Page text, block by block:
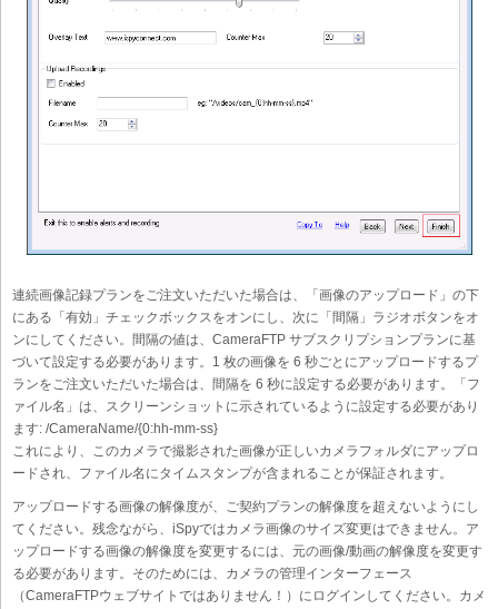
連続画像記録プランをご注文いただいた場合は、「画像のアップロード」の下
にある「有効」チェックボックスをオンにし、次に「間隔」ラジオボタンをオ
ンにしてください。間隔の値は、CameraFTP サブスクリプションプランに基
づいて設定する必要があります。1 枚の画像を 6 秒ごとにアップロードするプ
ランをご注文いただいた場合は、間隔を 6 秒に設定する必要があります。「フ
ァイル名」は、スクリーンショットに示されているように設定する必要があり
ます: /CameraName/{0:hh-mm-ss}
これにより、このカメラで撮影された画像が正しいカメラフォルダにアップロ
ードされ、ファイル名にタイムスタンプが含まれることが保証されます。
アップロードする画像の解像度が、ご契約プランの解像度を超えないようにし
てください。残念ながら、iSpyではカメラ画像のサイズ変更はできません。ア
ップロードする画像の解像度を変更するには、元の画像/動画の解像度を変更す
る必要があります。そのためには、カメラの管理インターフェース
（CameraFTPウェブサイトではありません！）にログインしてください。カメ